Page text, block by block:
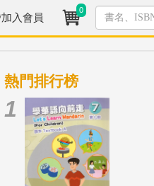
入會員
0
熱門排行榜
1